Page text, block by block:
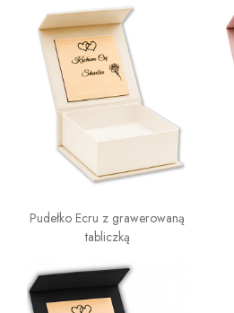
Pudełko Ecru z grawerowaną
tabliczką